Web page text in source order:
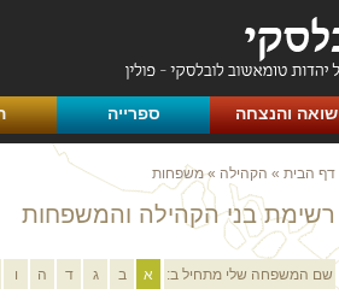
שואה והנצחה ספרייה
דף הבית » הקהילה »משפחות
רשימת בני הקהילה והמשפחות
שם המשפחה שלי מתחיל ב: א ב ג ד ה ו